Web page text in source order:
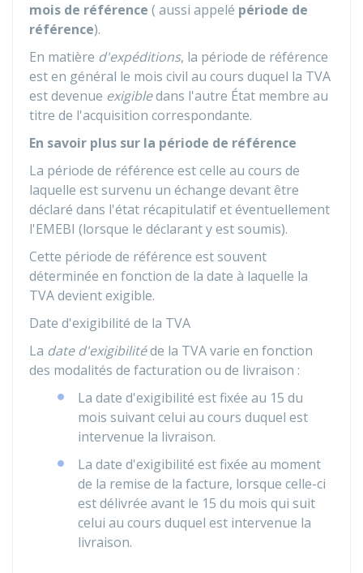
mois de référence ( aussi appelé période de
référence).
En matière d'expéditions, la période de référence
est en général le mois civil au cours duquel la TVA
est devenue exigibledans l'autre État membre au
titre de l'acquisition correspondante.
En savoir plus sur la période de référence
La période de référence est celle au cours de
laquelle est survenu un échange devant être
déclaré dans l'état récapitulatif et éventuellement
l'EMEBI (lorsque le déclarant y est soumis).
Cette période de référence est souvent
déterminée en fonction de la date à laquelle la
TVA devient exigible.
Date d'exigibilité de la TVA
La date d'exigibilitéde la TVA varie en fonction
des modalités de facturation ou de livraison :
La date d'exigibilité est fixée au 15 du
mois suivant celui au cours duquel est
intervenue la livraison.
La date d'exigibilité est fixée au moment
de la remise de la facture, lorsque celle-ci
est délivrée avant le 15 du mois qui suit
celui au cours duquel est intervenue la
livraison.